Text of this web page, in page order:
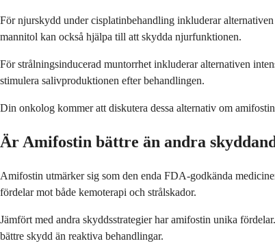
För njurskydd under cisplatinbehandling inkluderar
mannitol kan också hjälpa till att skydda njurfunktionen.
För strålningsinducerad muntorrhet inkluderar alternativen
stimulera salivproduktionen efter behandlingen.
Din onkolog kommer att diskutera dessa alternativ om
Är Amifostin bättre än andra
Amifostin utmärker sig som den enda FDA-godkända
fördelar mot både kemoterapi och strålskador.
Jämfört med andra skyddsstrategier har amifostin unika
bättre skydd än reaktiva behandlingar.